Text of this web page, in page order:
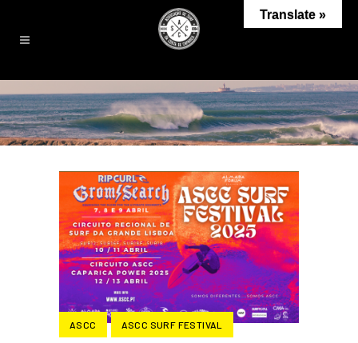
ASCC ASCC SURF FESTIVAL
Translate »